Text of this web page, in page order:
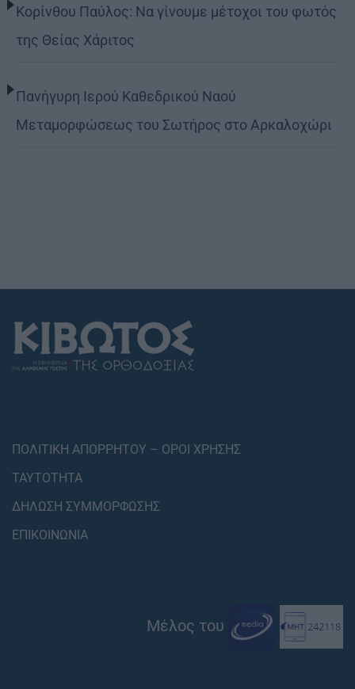
Κορίνθου Παύλος: Να γίνουμε μέτοχοι του φωτός
της Θείας Χάριτος
Πανήγυρη Ιερού Καθεδρικού Ναού
Μεταμορφώσεως του Σωτήρος στο Αρκαλοχώρι
ΠΟΛΙΤΙΚΗ ΑΠΟΡΡΗΤΟΥ – ΟΡΟΙ ΧΡΗΣΗΣ
ΤΑΥΤΟΤΗΤΑ
ΔΗΛΩΣΗ ΣΥΜΜΟΡΦΩΣΗΣ
ΕΠΙΚΟΙΝΩΝΙΑ
Μέλος του